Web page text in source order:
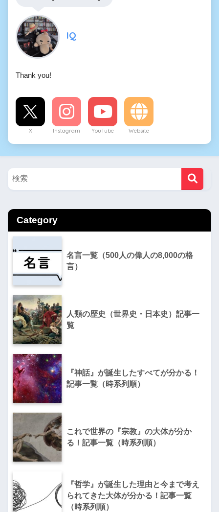
IQ
Thank you!
X Instagram YouTube Website
Category
名言一覧（500人の偉人の8,000の格
言）
人類の歴史（世界史・日本史）記事一
覧
『神話』が誕生したすべてが分かる！
記事一覧（時系列順）
これで世界の『宗教』の大体が分か
る！記事一覧（時系列順）
『哲学』が誕生した理由と今まで考え
られてきた大体が分かる！記事一覧
（時系列順）